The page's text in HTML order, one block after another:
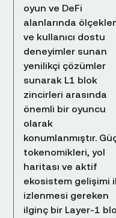
oyun ve DeFi
alanlarında
ve kullanıcı dostu
deneyimler sunan
yenilikçi çözümler
sunarak L1 blok
zincirleri arasında
önemli bir oyuncu
olarak
konumlanmıştır.
tokenomikleri, yol
haritası ve aktif
ekosistem gelişimi
izlenmesi gereken
ilginç bir Layer-1